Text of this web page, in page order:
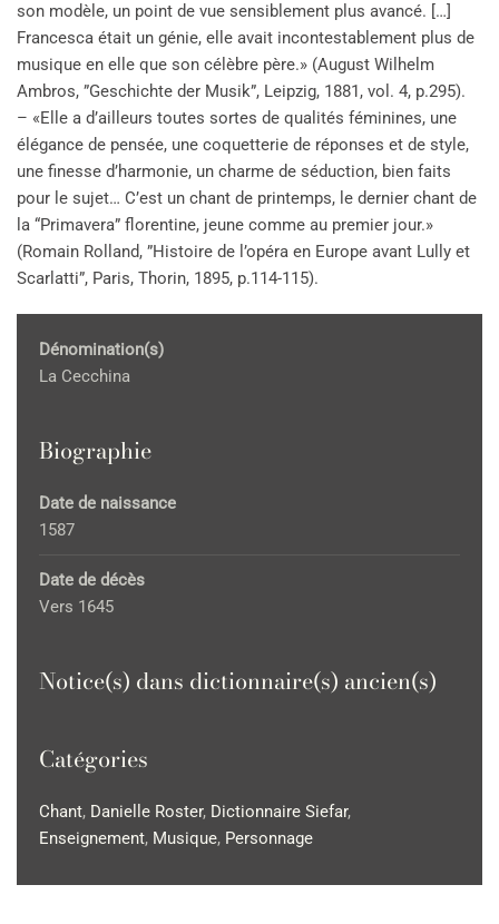
son modèle, un point de vue sensiblement plus avancé. […]
Francesca était un génie, elle avait incontestablement plus de
musique en elle que son célèbre père.» (August Wilhelm
Ambros, ”Geschichte der Musik”, Leipzig, 1881, vol. 4, p.295).
– «Elle a d’ailleurs toutes sortes de qualités féminines, une
élégance de pensée, une coquetterie de réponses et de style,
une finesse d’harmonie, un charme de séduction, bien faits
pour le sujet… C’est un chant de printemps, le dernier chant de
la “Primavera” florentine, jeune comme au premier jour.»
(Romain Rolland, ”Histoire de l’opéra en Europe avant Lully et
Scarlatti”, Paris, Thorin, 1895, p.114-115).
Dénomination(s)
La Cecchina
Biographie
Date de naissance
1587
Date de décès
Vers 1645
Notice(s) dans dictionnaire(s) ancien(s)
Catégories
Chant, Danielle Roster, Dictionnaire Siefar,
Enseignement, Musique, Personnage